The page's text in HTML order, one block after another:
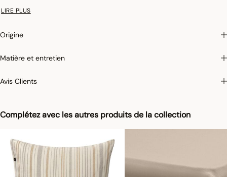
Complétez avec les autres produits de la collection
Los matices de arena y de azul profundo capturan la luz y el suave movimiento de
• 140 g/m²
les photographies sont les plus fidèles possibles mais ne peuvent
assurer une similitude parfaite avec le produit vendu, notamment en ce qui
concerne les couleurs.
LIRE PLUS
Origine
Matière et entretien
Avis Clients